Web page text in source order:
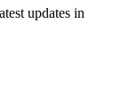
updates in